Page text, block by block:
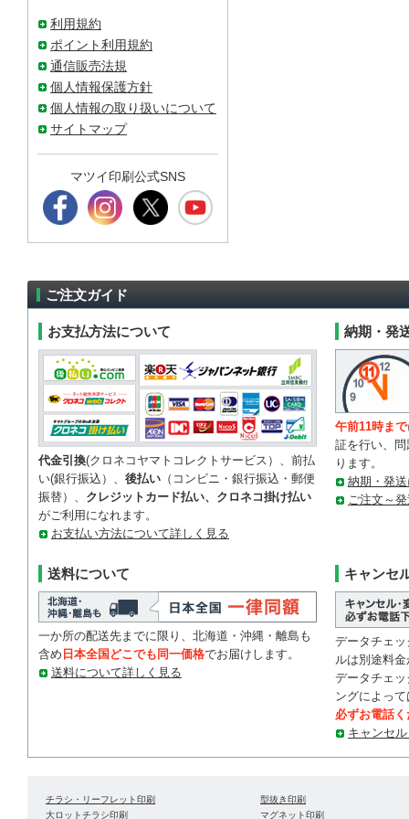
利用規約
ポイント利用規約
通信販売法規
個人情報保護方針
個人情報の取り扱いについて
サイトマップ
マツイ印刷公式SNS
ご注文ガイド
お支払方法について
代金引換(クロネコヤマトコレクトサービス）、前払
い(銀行振込）、 後払い （コンビニ・銀行振込・郵便
振替）、 クレジットカード払い、クロネコ掛け払い
がご利用になれます。
お支払い方法について詳しく見る
送料について
一か所の配送先までに限り、北海道・沖縄・離島も
含め 日本全国どこでも同一価格でお届けします。
送料について詳しく見る
納期・発
午前11時まで
証を行い、
ります。
納期・発
ご注文～
キャンセ
データチェ
ルは別途料
データチェ
ングによっ
必ずお電話
キャンセ
チラシ・リーフレット印刷
大ロットチラシ印刷
型抜き印刷
マグネット印刷